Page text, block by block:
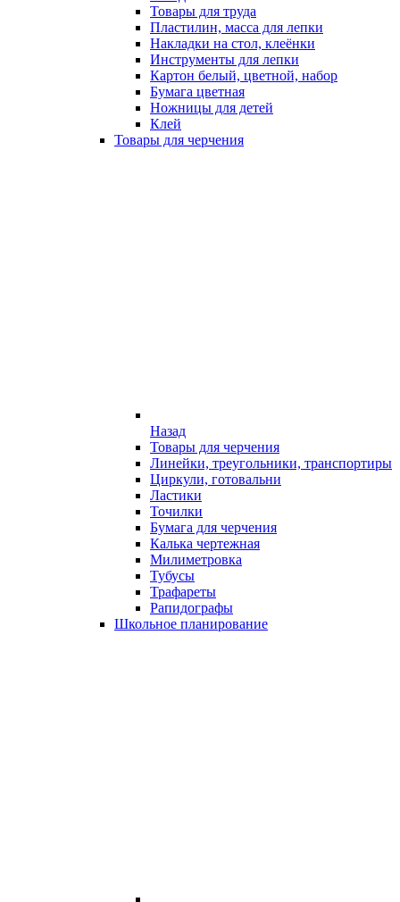
Товары для труда
Пластилин, масса для лепки
Накладки на стол, клеёнки
Инструменты для лепки
Картон белый, цветной, набор
Бумага цветная
Ножницы для детей
Клей
Товары для черчения
Назад
Товары для черчения
Линейки, треугольники, транспортиры
Циркули, готовальни
Ластики
Точилки
Бумага для черчения
Калька чертежная
Милиметровка
Тубусы
Трафареты
Рапидографы
Школьное планирование